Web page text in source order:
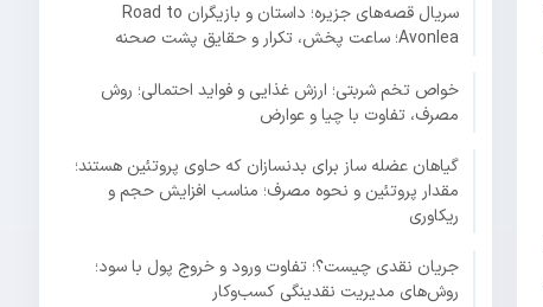
سریال قصه‌های جزیره؛ داستان و بازیگران Road to
Avonlea؛ ساعت پخش، تکرار و حقایق پشت صحنه
خواص تخم شربتی؛ ارزش غذایی و فواید احتمالی؛ روش
مصرف، تفاوت با چیا و عوارض
گیاهان عضله ساز برای بدنسازان که حاوی پروتئین هستند؛
مقدار پروتئین و نحوه مصرف؛ مناسب افزایش حجم و
ریکاوری
جریان نقدی چیست؟؛ تفاوت ورود و خروج پول با سود؛
روش‌های مدیریت نقدینگی کسب‌وکار